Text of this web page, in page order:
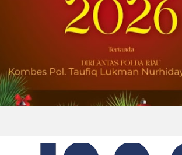
2026-08-01 00:27:35| Source:
Univar Solutions
Awards
DOWNERS GROVE,
(GLOBE NEWSWIRE) --
(“Univar Solutions”
penyedia solusi global